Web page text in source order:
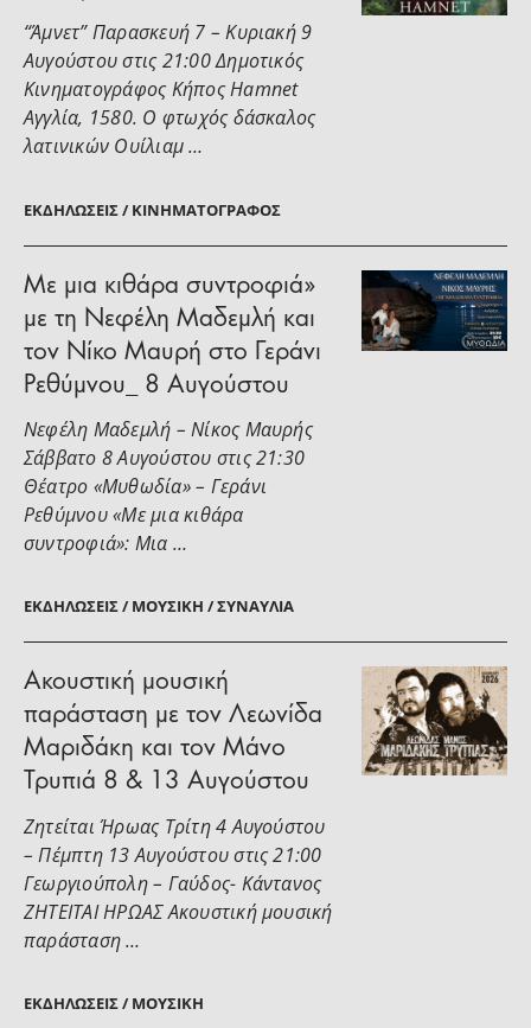
ΕΚΔΗΛΏΣΕΙΣ / ΚΙΝΗΜΑΤΟΓΡΆΦΟΣ
“Άμνετ” Παρασκευή 7 – Κυριακή 9
Αυγούστου στις 21:00 Δημοτικός
Κινηματογράφος Κήπος Hamnet
Αγγλία, 1580. Ο φτωχός δάσκαλος
λατινικών Ουίλιαμ …
ΕΚΔΗΛΏΣΕΙΣ / ΜΟΥΣΙΚΉ / ΣΥΝΑΥΛΊΑ
Με μια κιθάρα συντροφιά»
με τη Νεφέλη Μαδεμλή και
τον Νίκο Μαυρή στο Γεράνι
Ρεθύμνου_ 8 Αυγούστου
Νεφέλη Μαδεμλή – Νίκος Μαυρής
Σάββατο 8 Αυγούστου στις 21:30
Θέατρο «Μυθωδία» – Γεράνι
Ρεθύμνου «Με μια κιθάρα
συντροφιά»: Μια …
ΕΚΔΗΛΏΣΕΙΣ / ΜΟΥΣΙΚΉ
Ακουστική μουσική
παράσταση με τον Λεωνίδα
Μαριδάκη και τον Μάνο
Τρυπιά 8 & 13 Αυγούστου
Ζητείται Ήρωας Τρίτη 4 Αυγούστου
– Πέμπτη 13 Αυγούστου στις 21:00
Γεωργιούπολη – Γαύδος- Κάντανος
ΖΗΤΕΙΤΑΙ ΗΡΩΑΣ Ακουστική μουσική
παράσταση …